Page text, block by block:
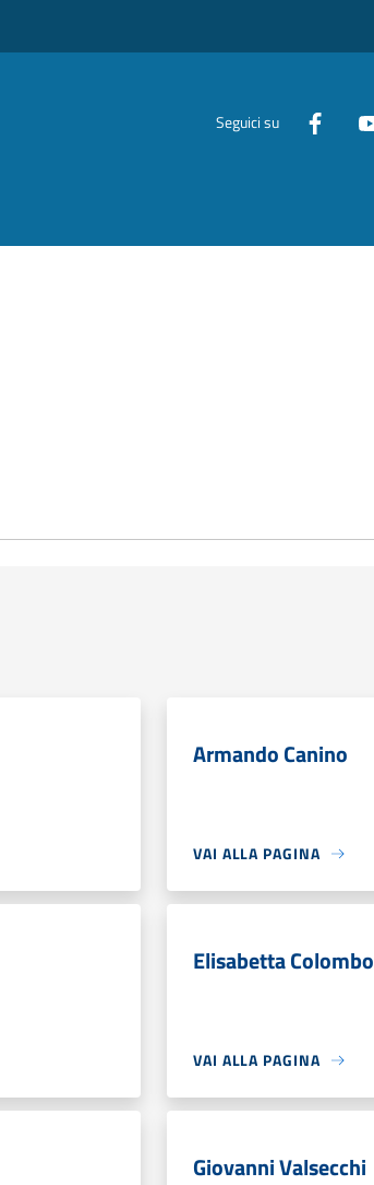
Seguici su
Armando Canino
VAI ALLA PAGINA
Elisabetta Colombo
VAI ALLA PAGINA
Giovanni Valsecchi